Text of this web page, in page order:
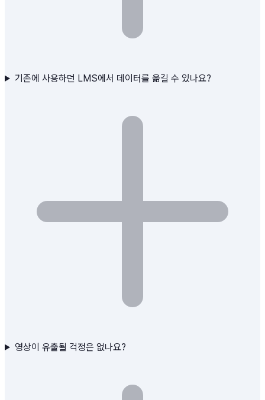
기존에 사용하던 LMS에서 데이터를 옮길 수 있나요?
영상이 유출될 걱정은 없나요?